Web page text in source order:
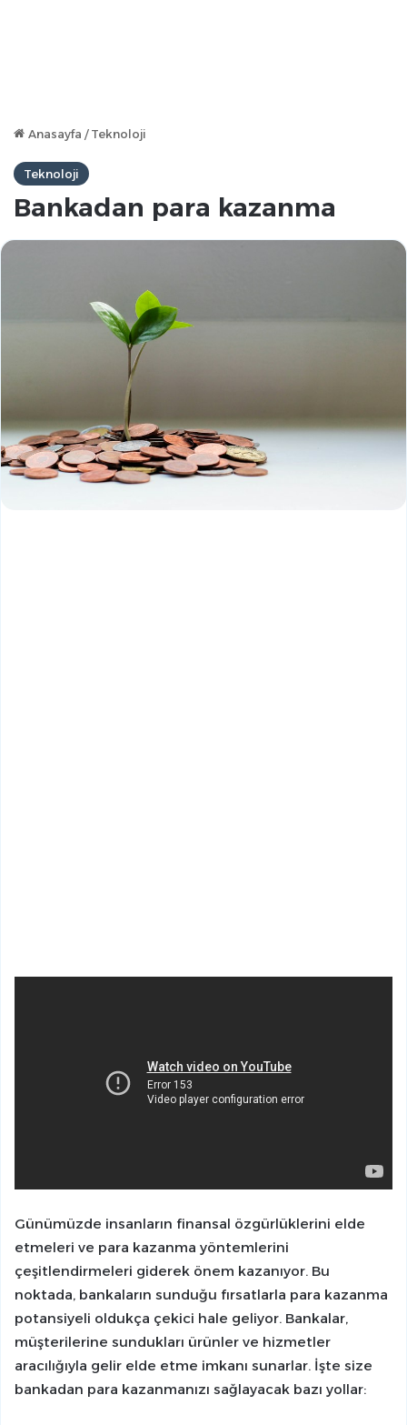
Anasayfa / Teknoloji
Teknoloji
Bankadan para kazanma
Günümüzde insanların finansal özgürlüklerini elde
etmeleri ve para kazanma yöntemlerini
çeşitlendirmeleri giderek önem kazanıyor. Bu
noktada, bankaların sunduğu fırsatlarla para kazanma
potansiyeli oldukça çekici hale geliyor. Bankalar,
müşterilerine sundukları ürünler ve hizmetler
aracılığıyla gelir elde etme imkanı sunarlar. İşte size
bankadan para kazanmanızı sağlayacak bazı yollar: